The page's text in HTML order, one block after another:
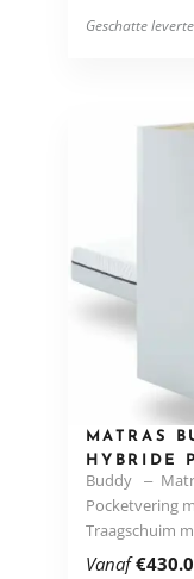
Geschatte
MATRAS
HYBRIDE
Buddy
Pocketvering
Traagschuim
Vanaf €